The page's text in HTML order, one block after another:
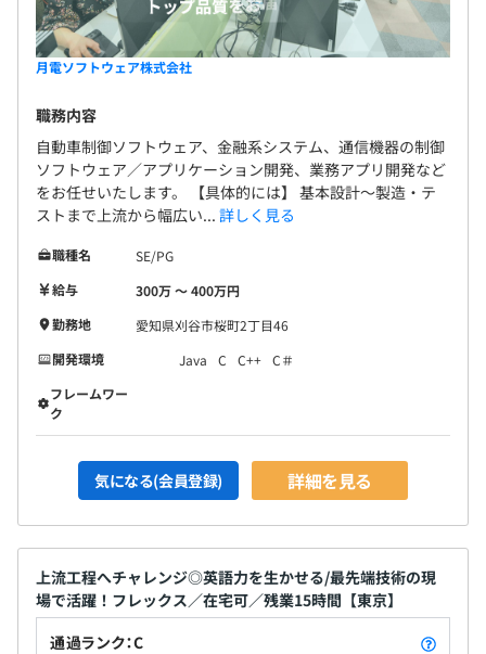
月電ソフトウェア株式会社
職務内容
自動車制御ソフトウェア、金融系システム、通信機器の制御
ソフトウェア／アプリケーション開発、業務アプリ開発など
をお任せいたします。 【具体的には】 基本設計〜製造・テ
ストまで上流から幅広い... 詳しく見る
職種名
SE/PG
給与
300万 〜 400万円
勤務地
愛知県刈谷市桜町2丁目46
開発環境
Java C C++ C＃
フレームワー
ク
気になる(会員登録) 詳細を見る
上流工程へチャレンジ◎英語力を生かせる/最先端技術の現
場で活躍！フレックス／在宅可／残業15時間【東京】
通過ランク：C